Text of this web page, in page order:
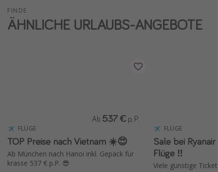
FINDE
ÄHNLICHE URLAUBS-ANGEBOTE
FLÜGE
TOP Preise nach Vietnam ☀️😍
Ab München nach Hanoi inkl. Gepäck für
krasse 537 € p.P. 😎
Ab 537 € p. P.
FLÜGE
Sale bei Ryanair ✈️ 15 %
Flüge ‼️
Viele günstige